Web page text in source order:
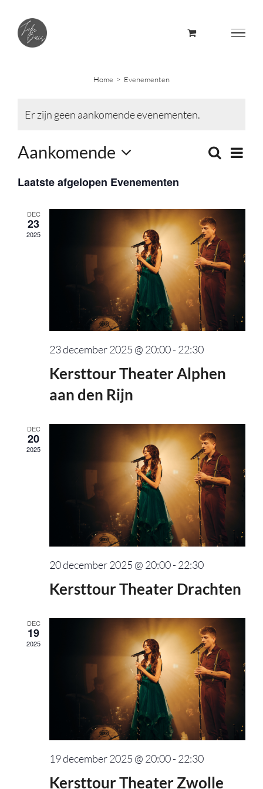
content
Home Evenementen
Er zijn geen aankomende evenementen.
en
Zoeken
Lijst
Aankomende
een
datum.
Laatste afgelopen Evenementen
DEC
23
2025
23 december 2025 @ 20:00- 22:30
Kersttour Theater Alphen
aan den Rijn
DEC
20
2025
20 december 2025 @ 20:00- 22:30
Kersttour Theater Drachten
DEC
19
2025
19 december 2025 @ 20:00- 22:30
Kersttour Theater Zwolle